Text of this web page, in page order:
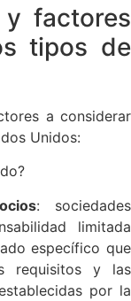
y factores
tipos de
a considerar
Unidos:
: sociedades
limitada
específico que
requisitos y las
por la